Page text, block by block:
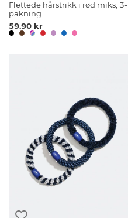
Flettede hårstrikk i rød miks, 3-
pakning
59.90 kr